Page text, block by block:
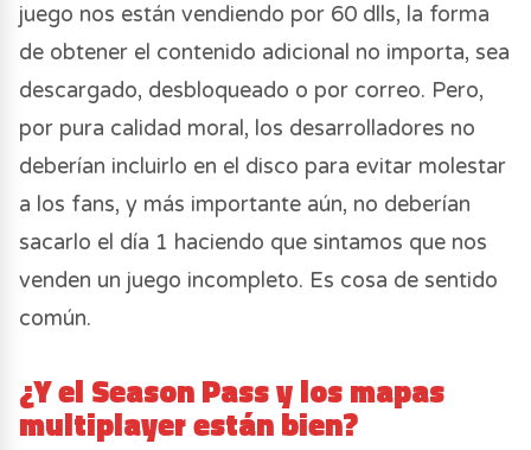
juego nos están vendiendo por 60 dlls, la forma
de obtener el contenido adicional no importa, sea
descargado, desbloqueado o por correo. Pero,
por pura calidad moral, los desarrolladores no
deberían incluirlo en el disco para evitar molestar
a los fans, y más importante aún, no deberían
sacarlo el día 1 haciendo que sintamos que nos
venden un juego incompleto. Es cosa de sentido
común.
¿Y el Season Pass y los mapas
multiplayer están bien?